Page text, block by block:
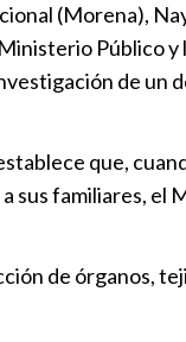
Política
Política
(Morena),
Público
de un
que,
sus familiares,
de órganos,